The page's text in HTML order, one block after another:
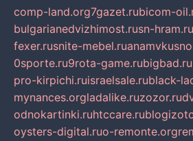
comp-land.org7gazet.rubicom-
bulgarianedvizhimost.rusn-hram.ru
fexer.rusnite-mebel.ru
0sporte.ru9rota-game.rubigbad.ru
pro-kirpichi.ruisraelsale.rublack-
mynances.orgladalike.ruzozor.ru
odnokartinki.ruhtccare.ru
oysters-digital.ruo-remonte.org